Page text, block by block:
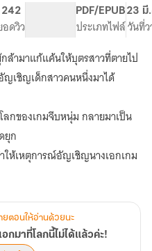
ดีคะ
ณ
งเอก
ก
ว
!
242
ดวิว
PDF/EPUB
ประเภทไฟล์
23 มี
วันที่
ล้ามาแก้แค้นให้บุตรสาวที่ตายไป
ญเชิญเด็กสาวคนหนึ่งมาได้
ลกของเกมจีบหนุ่ม กลายมาเป็น
ยุก
ให้เหตุการณ์อัญเชิญนางเอกเกม
ยตอนให้อ่านด้วยนะ
กมาที่โลกนี้ไม่ได้แล้วค่ะ!